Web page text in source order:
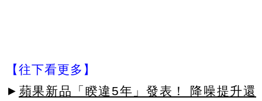
【往下看更多】
► 蘋果新品「睽違5年」發表！ 降噪提升還